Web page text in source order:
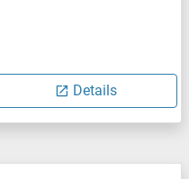
Details